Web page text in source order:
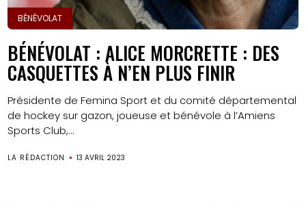
BÉNÉVOLAT
BÉNÉVOLAT : ALICE MORCRETTE : DES
CASQUETTES À N’EN PLUS FINIR
Présidente de Femina Sport et du comité départemental
de hockey sur gazon, joueuse et bénévole à l’Amiens
Sports Club,...
LA RÉDACTION 13 AVRIL 2023